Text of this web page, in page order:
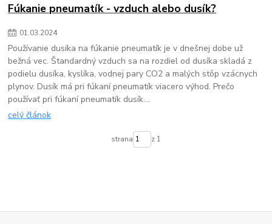
Fúkanie pneumatík - vzduch alebo dusík?
01.03.2024
Používanie dusíka na fúkanie pneumatík je v dnešnej dobe už
bežná vec. Štandardný vzduch sa na rozdiel od dusíka skladá z
podielu dusíka, kyslíka, vodnej pary CO2 a malých stôp vzácnych
plynov. Dusík má pri fúkaní pneumatík viacero výhod. Prečo
používať pri fúkaní pneumatík dusík....
celý článok
strana z 1